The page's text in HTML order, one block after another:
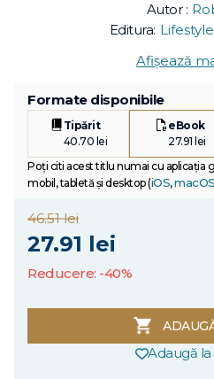
Autor :
Editura:
Afișează
Formate disponibile
Tipărit
40.70 lei
eBook
27.91 lei
Poți citi acest titlu numai cu aplicația
mobil, tabletă și desktop (iOS,macOS
46.51 lei
27.91 lei
Reducere: -40%
Adaugă